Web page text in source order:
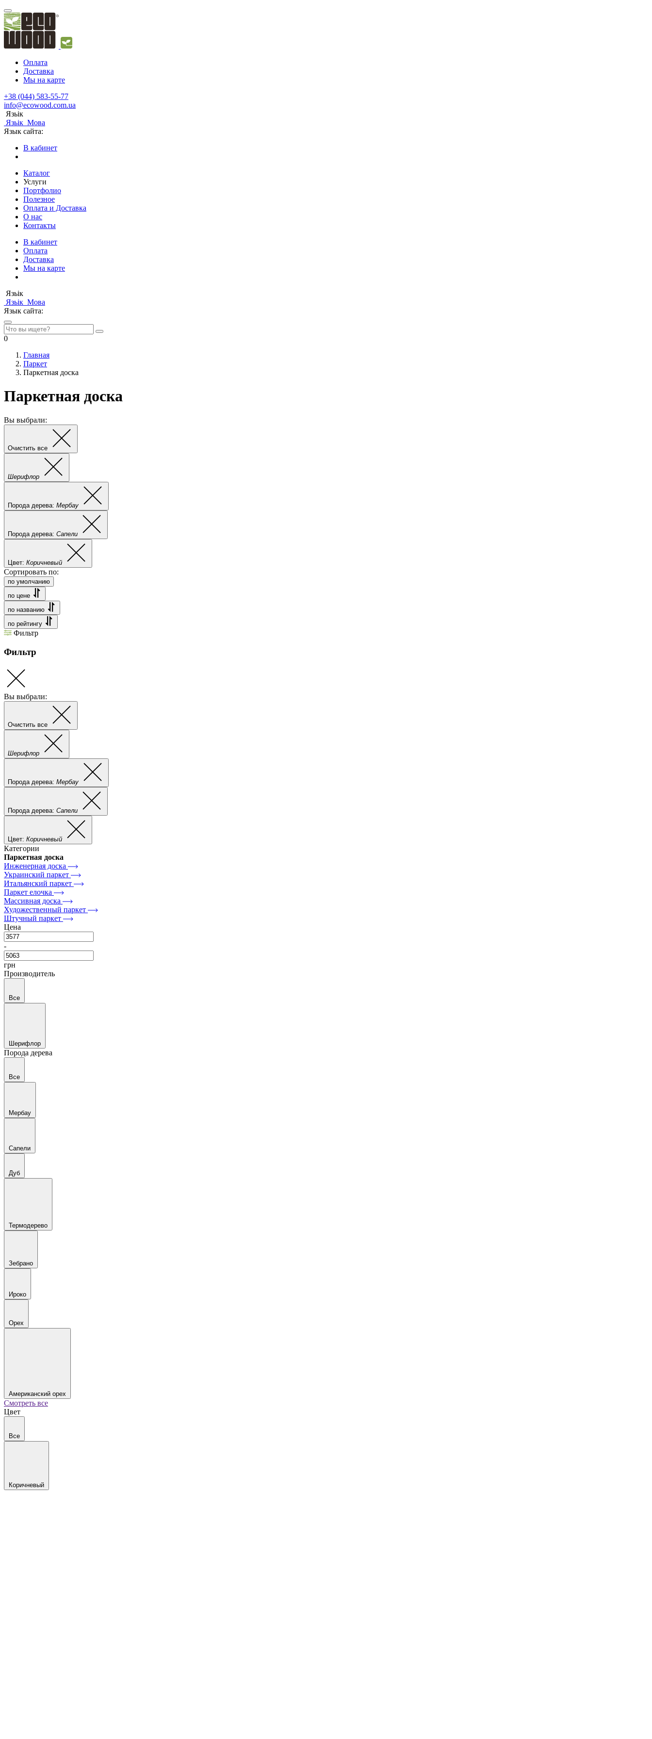
Оплата
Доставка
Мы на карте
+38 (044) 583-55-77
info@ecowood.com.ua
Язьік
Язьік Мова
Язык сайта:
В кабинет
Каталог
Услуги
Портфолио
Полезное
Оплата и Доставка
О нас
Контакты
В кабинет
Оплата
Доставка
Мы на карте
Язьік
Язьік Мова
Язык сайта:
0
Главная
Паркет
Паркетная доска
Паркетная доска
Вы выбрали:
Очистить все
Шерифлор
Порода дерева: Мербау
Порода дерева: Сапели
Цвет: Коричневый
Сортировать по:
по умолчанию
по цене
по названию
по рейтингу
Фильтр
Фильтр
Вы выбрали:
Очистить все
Шерифлор
Порода дерева: Мербау
Порода дерева: Сапели
Цвет: Коричневый
Категории
Паркетная доска
Инженерная доска
Украинский паркет
Итальянский паркет
Паркет елочка
Массивная доска
Художественный паркет
Штучный паркет
Цена
-
грн
Производитель
Все
Шерифлор
Порода дерева
Все
Мербау
Сапели
Дуб
Термодерево
Зебрано
Ироко
Орех
Американский орех
Смотреть все
Цвет
Все
Коричневый